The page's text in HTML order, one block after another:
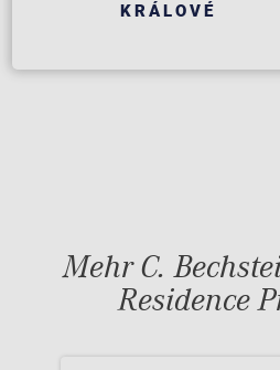
KRÁLOVÉ
Mehr C.
Residence